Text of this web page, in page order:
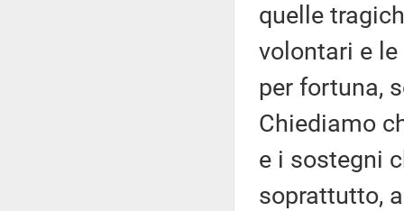
quelle
volontari e
per fortuna,
Chiediamo
e i sostegni
soprattutto,